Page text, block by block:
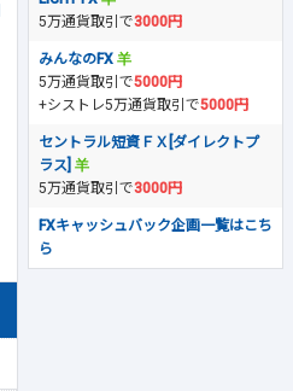
5万通貨取引で3000円
みんなのFX
5万通貨取引で5000円
+シストレ5万通貨取引で5000円
セントラル短資ＦＸ[ダイレクトプ
ラス]
5万通貨取引で3000円
FXキャッシュバック企画一覧はこち
ら